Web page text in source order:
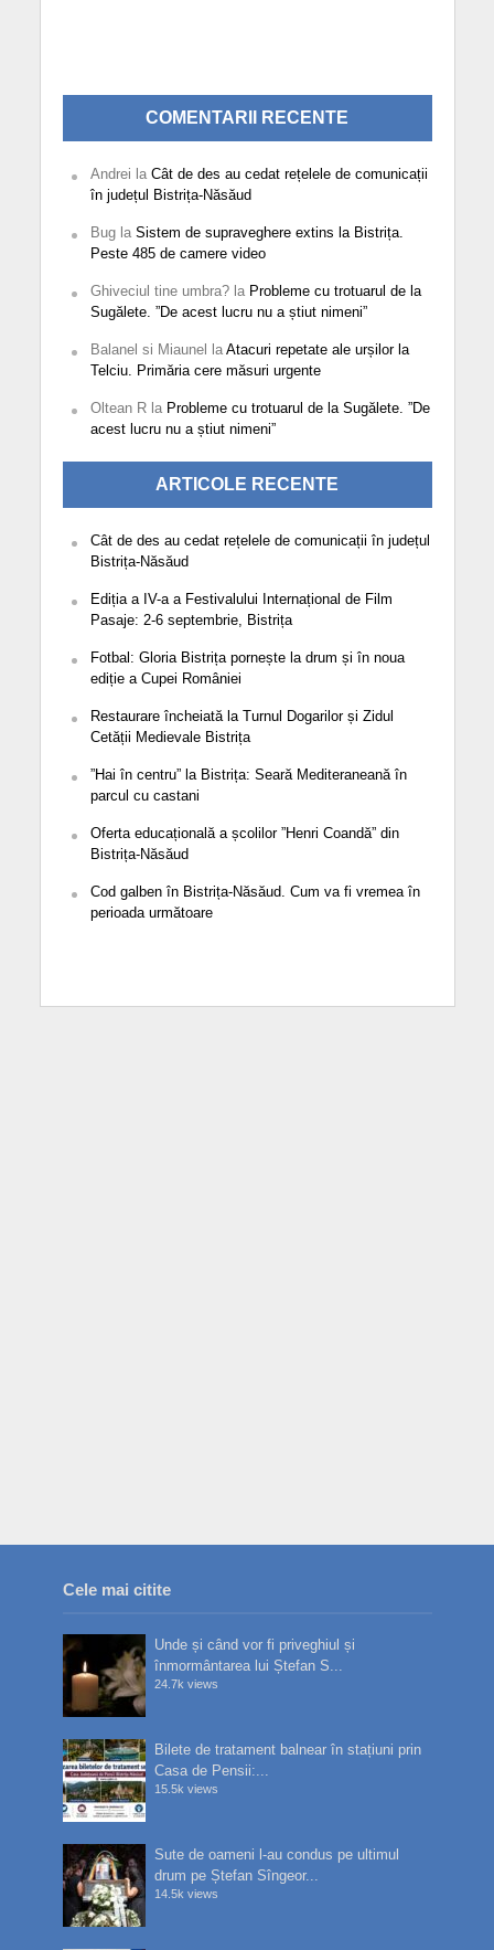
COMENTARII RECENTE
Andrei la Cât de des au cedat rețelele de comunicații
în județul Bistrița-Năsăud
Bugla Sistem de supraveghere extins la Bistrița.
Peste 485 de camere video
Ghiveciul tine umbra?la Probleme cu trotuarul de la
Sugălete. ”De acest lucru nu a știut nimeni”
Balanel si Miaunel la Atacuri repetate ale urșilor la
Telciu. Primăria cere măsuri urgente
Oltean Rla Probleme cu trotuarul de la Sugălete. ”De
acest lucru nu a știut nimeni”
ARTICOLE RECENTE
Cât de des au cedat rețelele de comunicații în județul
Bistrița-Năsăud
Ediția a IV-a a Festivalului Internațional de Film
Pasaje: 2-6 septembrie, Bistrița
Fotbal: Gloria Bistrița pornește la drum și în noua
ediție a Cupei României
Restaurare încheiată la Turnul Dogarilor și Zidul
Cetății Medievale Bistrița
”Hai în centru” la Bistrița: Seară Mediteraneană în
parcul cu castani
Oferta educațională a școlilor ”Henri Coandă” din
Bistrița-Năsăud
Cod galben în Bistrița-Năsăud. Cum va fi vremea în
perioada următoare
Cele mai citite
Unde și când vor fi priveghiul și
înmormântarea lui Ștefan S...
24.7k views
Bilete de tratament balnear în stațiuni prin
Casa de Pensii:...
15.5k views
Sute de oameni l-au condus pe ultimul
drum pe Ștefan Sîngeor...
14.5k views